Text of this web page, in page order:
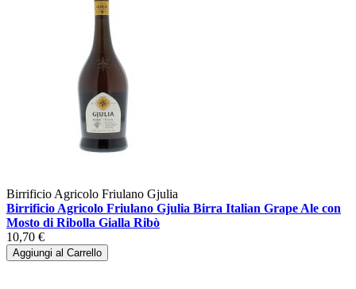
Birrificio Agricolo Friulano Gjulia
Birrificio Agricolo Friulano Gjulia Birra Italian Grape Ale con
Mosto di Ribolla Gialla Ribò
10,70 €
Aggiungi al Carrello